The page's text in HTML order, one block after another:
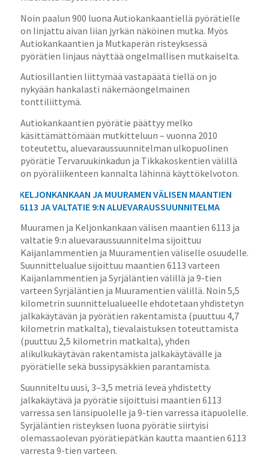
Noin paalun 900 luona Autiokankaantiellä pyörätielle
on linjattu aivan liian jyrkän näköinen mutka. Myös
Autiokankaantien ja Mutkaperän risteyksessä
pyörätien linjaus näyttää ongelmallisen mutkaiselta.
Autiosillantien liittymää vastapäätä tiellä on jo
nykyään hankalasti näkemäongelmainen
tonttiliittymä.
Autiokankaantien pyörätie päättyy melko
käsittämättömään mutkitteluun – vuonna 2010
toteutettu, aluevaraussuunnitelman ulkopuolinen
pyörätie Tervaruukinkadun ja Tikkakoskentien välillä
on pyöräliikenteen kannalta lähinnä käyttökelvoton.
KELJONKANKAAN JA MUURAMEN VÄLISEN MAANTIEN
6113 JA VALTATIE 9:N ALUEVARAUSSUUNNITELMA
Muuramen ja Keljonkankaan välisen maantien 6113 ja
valtatie 9:n aluevaraussuunnitelma sijoittuu
Kaijanlammentien ja Muuramentien väliselle osuudelle.
Suunnittelualue sijoittuu maantien 6113 varteen
Kaijanlammentien ja Syrjäläntien välillä ja 9-tien
varteen Syrjäläntien ja Muuramentien välillä. Noin 5,5
kilometrin suunnittelualueelle ehdotetaan yhdistetyn
jalkakäytävän ja pyörätien rakentamista (puuttuu 4,7
kilometrin matkalta), tievalaistuksen toteuttamista
(puuttuu 2,5 kilometrin matkalta), yhden
alikulkukäytävän rakentamista jalkakäytävälle ja
pyörätielle sekä bussipysäkkien parantamista.
Suunniteltu uusi, 3–3,5 metriä leveä yhdistetty
jalkakäytävä ja pyörätie sijoittuisi maantien 6113
varressa sen länsipuolelle ja 9-tien varressa itäpuolelle.
Syrjäläntien risteyksen luona pyörätie siirtyisi
olemassaolevan pyörätiepätkän kautta maantien 6113
varresta 9-tien varteen.